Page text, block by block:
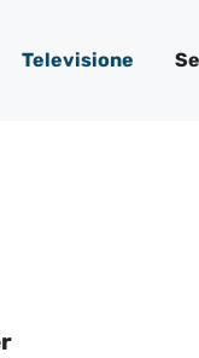
Televisione